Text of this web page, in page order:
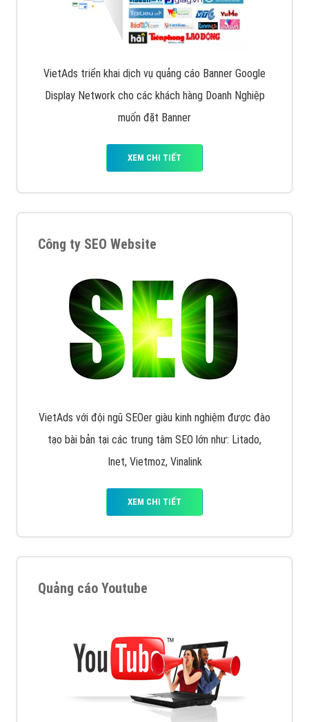
VietAds triển khai dịch vụ quảng cáo Banner Google
Display Network cho các khách hàng Doanh Nghiệp
muốn đặt Banner
XEM CHI TIẾT
Công ty SEO Website
VietAds với đội ngũ SEOer giàu kinh nghiệm được đào
tạo bài bản tại các trung tâm SEO lớn như: Litado,
Inet, Vietmoz, Vinalink
XEM CHI TIẾT
Quảng cáo Youtube